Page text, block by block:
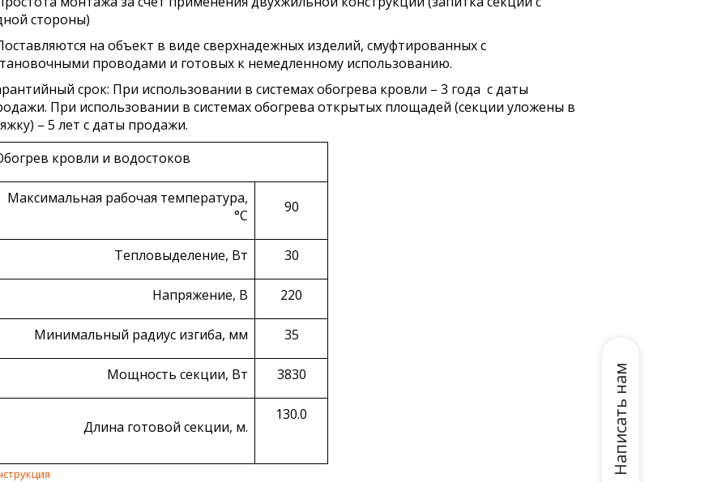
стороны)
на объект в виде сверхнадежных изделий, смуфтированных с
проводами и готовых к немедленному использованию.
срок: При использовании в системах обогрева кровли – 3 года с даты
При использовании в системах обогрева открытых площадей (секции уложены в
– 5 лет с даты продажи.
кровли и водостоков
Максимальная рабочая температура,
°С
90
Тепловыделение, Вт 30
Напряжение, В 220
Минимальный радиус изгиба, мм 35
Мощность секции, Вт 3830
Длина готовой секции, м.
130.0 Написать нам